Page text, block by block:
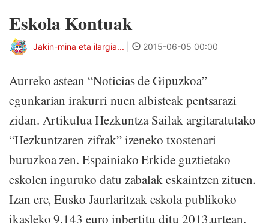
Eskola Kontuak
Jakin-mina eta ilargia... 2015-06-05 00:00
Aurreko astean “Noticias de Gipuzkoa”
egunkarian irakurri nuen albisteak pentsarazi
zidan. Artikulua Hezkuntza Sailak argitaratutako
“Hezkuntzaren zifrak” izeneko txostenari
buruzkoa zen. Espainiako Erkide guztietako
eskolen inguruko datu zabalak eskaintzen zituen.
Izan ere, Eusko Jaurlaritzak eskola publikoko
ikasleko 9.143 euro inbertitu ditu 2013.urtean.